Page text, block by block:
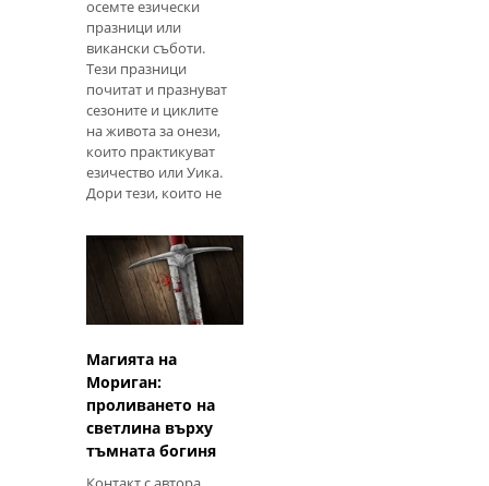
осемте езически
празници или
викански съботи.
Тези празници
почитат и празнуват
сезоните и циклите
на живота за онези,
които практикуват
езичество или Уика.
Дори тези, които не
деноминации или
вярвания, признават
тези празници по
различни начини.
Считано от мнозина
Какви са съботите?
Празниците, или
съботите, са представ
Магията на
Мориган:
проливането на
светлина върху
тъмната богиня